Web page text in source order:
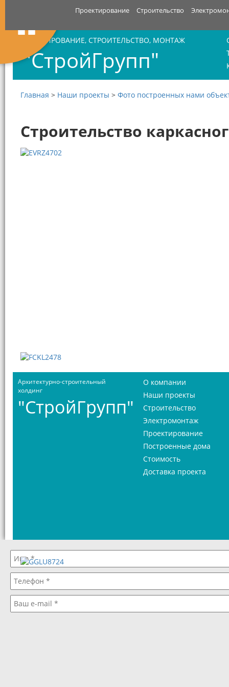
Проектирование Строительство
ПРОЕКТИРОВАНИЕ, СТРОИТЕЛЬСТВО, МОНТАЖ
"СтройГрупп"
Главная > Наши проекты > Фото построенных нами
Строительство
Архитектурно-строительный
холдинг
"СтройГрупп"
О компании
Наши проекты
Строительство
Электромонтаж
Проектирование
Построенные дома
Стоимость
Доставка проекта